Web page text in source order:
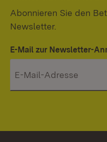
Abonnieren Sie den
Newsletter.
E-Mail zur Newsletter-